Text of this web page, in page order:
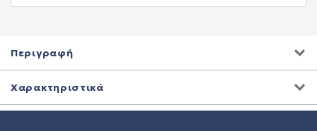
Περιγραφή
Χαρακτηριστικά